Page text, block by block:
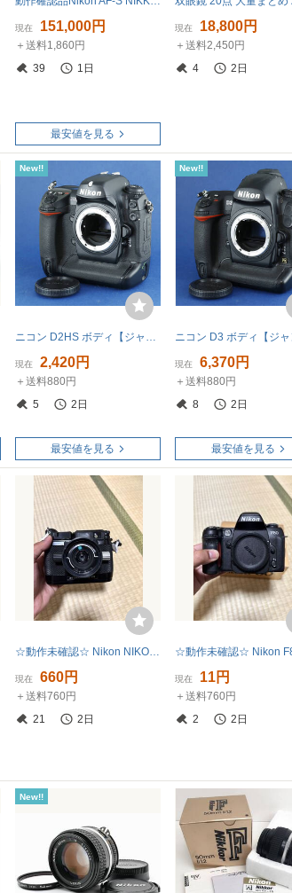
現在 151,000円
＋送料1,860円
39
1日
最安値を見る
現在 18,800円
＋送料2,450円
4
2日
New!!
ニコン D2HS ボディ【ジャンク】
現在 2,420円
＋送料880円
5
2日
最安値を見る
New!!
現在 6,370円
＋送料880円
8
2日
最安値を見る
☆動作未確認☆ Nikon NIKONOS-III ニコン フィルムカメラ 水中カメラ
現在 660円
＋送料760円
21
2日
現在 11円
＋送料760円
2
2日
New!!